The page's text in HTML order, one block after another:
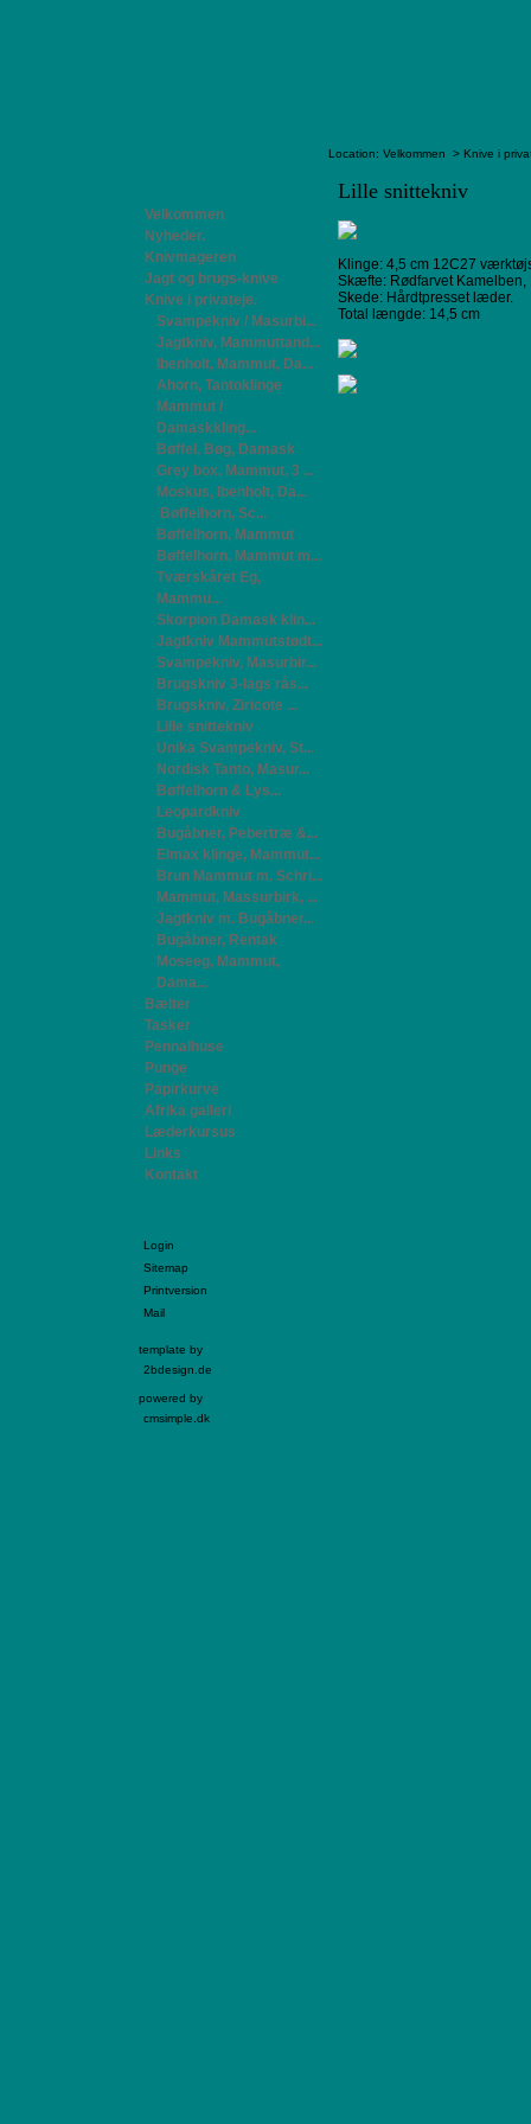
Location: Velkommen > Knive i
Velkommen
Nyheder.
Knivmageren
Jagt og brugs-knive
Knive i privateje.
Svampekniv / Masurbi...
Jagtkniv, Mammuttand...
Ibenholt, Mammut, Da...
Ahorn, Tantoklinge
Mammut /
Damaskkling...
Bøffel, Bøg, Damask
Grey box, Mammut, 3 ...
Moskus, Ibenholt, Da...
Bøffelhorn, Sc...
Bøffelhorn, Mammut
Bøffelhorn, Mammut m...
Tværskåret Eg,
Mammu...
Skorpion Damask klin...
Jagtkniv Mammutstødt...
Svampekniv, Masurbir...
Brugskniv 3-lags rås...
Brugskniv, Ziricote ...
Lille snittekniv
Unika Svampekniv, St...
Nordisk Tanto, Masur...
Bøffelhorn & Lys...
Leopardkniv
Bugåbner, Pebertræ &...
Elmax klinge, Mammut...
Brun Mammut m. Schri...
Mammut, Massurbirk, ...
Jagtkniv m. Bugåbner...
Bugåbner, Rentak
Moseeg, Mammut,
Dama...
Bælter
Tasker
Pennalhuse
Punge
Papirkurve
Afrika galleri
Læderkursus
Links
Kontakt
Login
Sitemap
Printversion
Mail
template by
2bdesign.de
powered by
cmsimple.dk
Lille snittekniv
Klinge: 4,5 cm 12C27
Skæfte: Rødfarvet
Skede: Hårdtpresset læder.
Total længde: 14,5 cm